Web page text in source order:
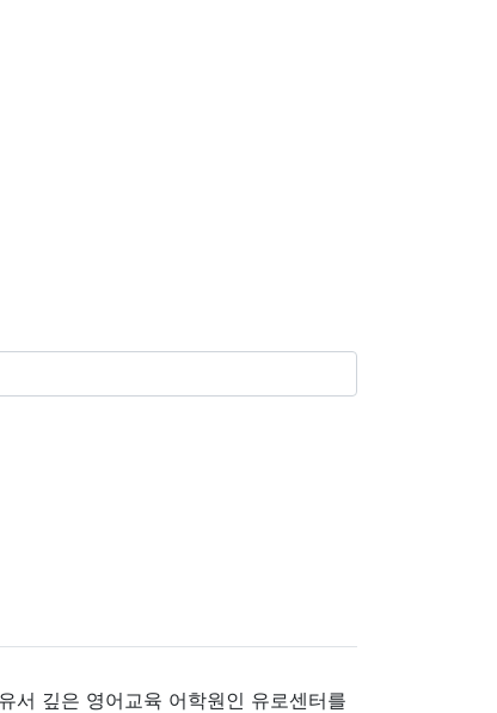
서 깊은 영어교육 어학원인 유로센터를